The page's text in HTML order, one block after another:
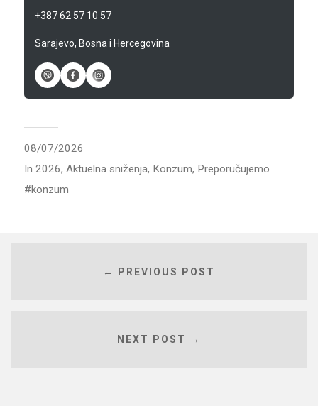
+387 62 57 10 57
Sarajevo, Bosna i Hercegovina
08/07/2026
In 2026, Aktuelna sniženja, Konzum, Preporučujemo
konzum
← PREVIOUS POST
NEXT POST →